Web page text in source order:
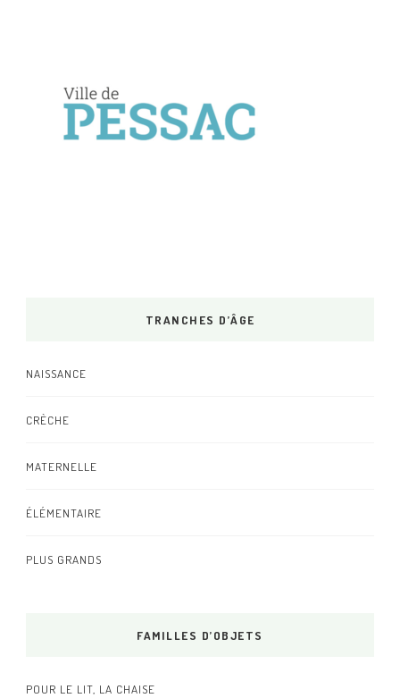
TRANCHES D’ÂGE
NAISSANCE
CRÈCHE
MATERNELLE
ÉLÉMENTAIRE
PLUS GRANDS
FAMILLES D’OBJETS
POUR LE LIT, LA CHAISE